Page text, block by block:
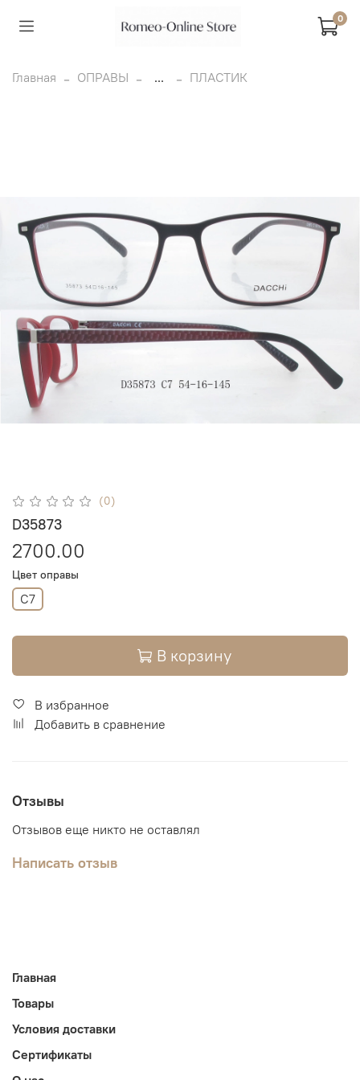
0
Главная ОПРАВЫ ... ПЛАСТИК
(0)
D35873
2700.00
Цвет оправы
C7
В корзину
В избранное
Добавить в сравнение
Отзывы
Отзывов еще никто не оставлял
Написать отзыв
Главная
Товары
Условия доставки
Сертификаты